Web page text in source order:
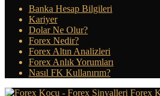
Banka Hesap Bilgileri
Kariyer
Dolar Ne Olur?
Forex Nedir?
Forex Altın Analizleri
Forex Anlık Yorumları
Nasıl FK Kullanırım?
Forex